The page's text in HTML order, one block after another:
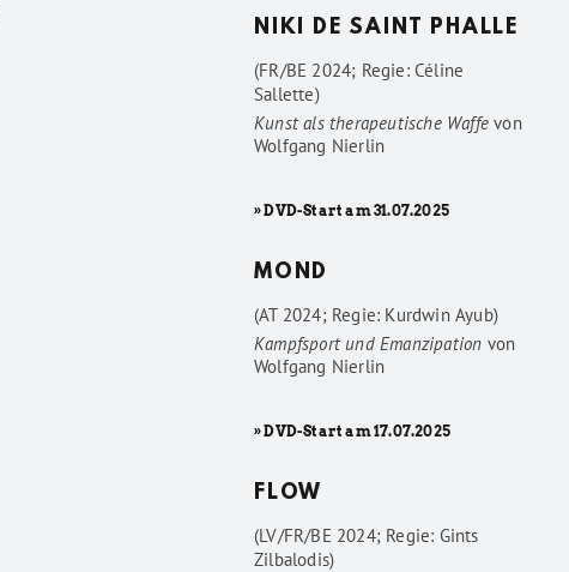
NIKI DE SAINT PHALLE
(FR/BE 2024; Regie: Céline
Sallette)
Kunst als therapeutische Waffevon
Wolfgang Nierlin
» DVD-Start am 31.07.2025
MOND
(AT 2024; Regie: Kurdwin Ayub)
Kampfsport und Emanzipation von
Wolfgang Nierlin
» DVD-Start am 17.07.2025
FLOW
(LV/FR/BE 2024; Regie: Gints
Zilbalodis)